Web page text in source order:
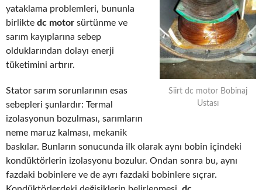
Siirt dc motor Bobinaj
Ustası
yataklama problemleri, bununla
birlikte dc motor sürtünme ve
sarım kayıplarına sebep
olduklarından dolayı enerji
tüketimini artırır.
Stator sarım sorunlarının esas
sebepleri şunlardır: Termal
izolasyonun bozulması, sarımların
neme maruz kalması, mekanik
baskılar. Bunların sonucunda ilk olarak aynı bobin içindeki
kondüktörlerin izolasyonu bozulur. Ondan sonra bu, aynı
fazdaki bobinlere ve de ayrı fazdaki bobinlere sıçrar.